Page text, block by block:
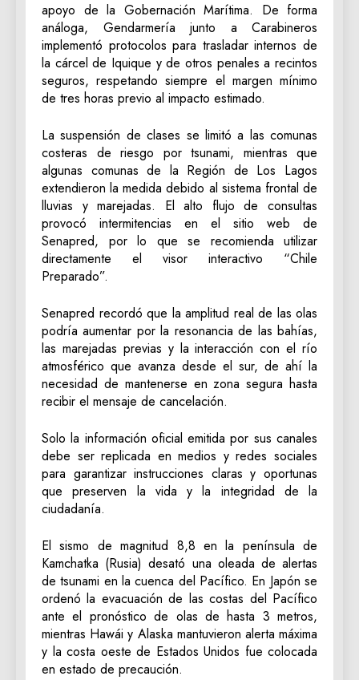
apoyo de la Gobernación Marítima. De forma
análoga, Gendarmería junto a Carabineros
implementó protocolos para trasladar internos de
la cárcel de Iquique y de otros penales a recintos
seguros, respetando siempre el margen mínimo
de tres horas previo al impacto estimado.
La suspensión de clases se limitó a las comunas
costeras de riesgo por tsunami, mientras que
algunas comunas de la Región de Los Lagos
extendieron la medida debido al sistema frontal de
lluvias y marejadas. El alto flujo de consultas
provocó intermitencias en el sitio web de
Senapred, por lo que se recomienda utilizar
directamente el visor interactivo “Chile
Preparado”.
Senapred recordó que la amplitud real de las olas
podría aumentar por la resonancia de las bahías,
las marejadas previas y la interacción con el río
atmosférico que avanza desde el sur, de ahí la
necesidad de mantenerse en zona segura hasta
recibir el mensaje de cancelación.
Solo la información oficial emitida por sus canales
debe ser replicada en medios y redes sociales
para garantizar instrucciones claras y oportunas
que preserven la vida y la integridad de la
ciudadanía.
El sismo de magnitud 8,8 en la península de
Kamchatka (Rusia) desató una oleada de alertas
de tsunami en la cuenca del Pacífico. En Japón se
ordenó la evacuación de las costas del Pacífico
ante el pronóstico de olas de hasta 3 metros,
mientras Hawái y Alaska mantuvieron alerta máxima
y la costa oeste de Estados Unidos fue colocada
en estado de precaución.